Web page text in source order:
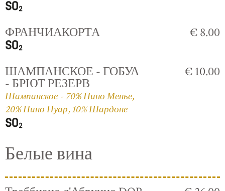
ФРАНЧИАКОРТА € 8.00
ШАМПАНСКОЕ - ГОБУА
- БРЮТ РЕЗЕРВ
Шампанское - 70% Пино Менье,
20% Пино Нуар, 10% Шардоне
€ 10.00
Белые вина